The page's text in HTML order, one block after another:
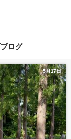
ログ
5月17日